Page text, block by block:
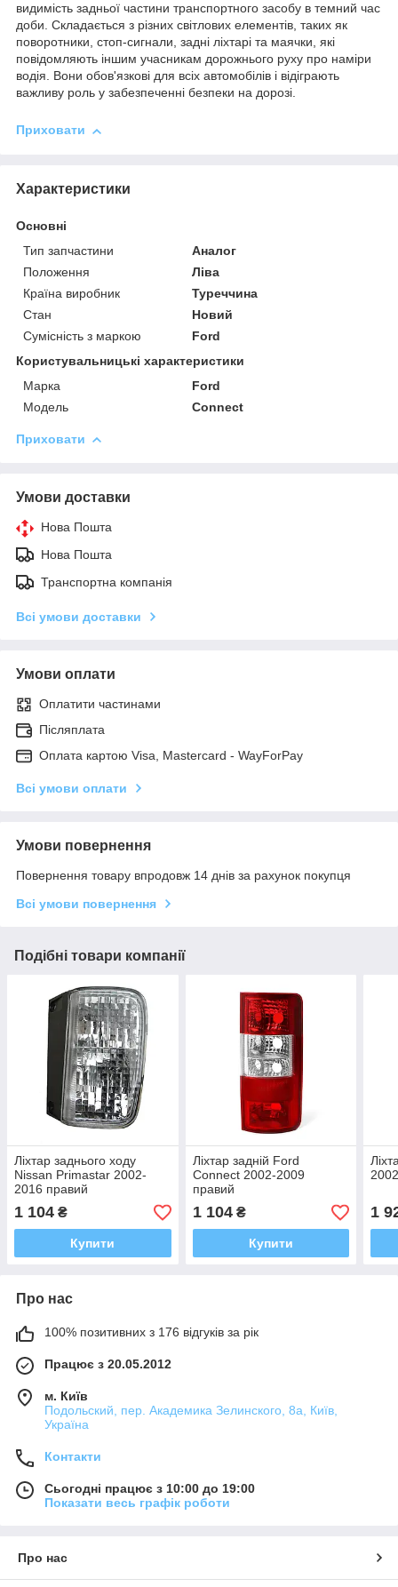
видимість задньої частини транспортного засобу в темний час
доби. Складається з різних світлових елементів, таких як
поворотники, стоп-сигнали, задні ліхтарі та маячки, які
повідомляють іншим учасникам дорожнього руху про наміри
водія. Вони обов'язкові для всіх автомобілів і відіграють
важливу роль у забезпеченні безпеки на дорозі.
Приховати
Характеристики
Основні
Тип запчастини
Аналог
Положення
Ліва
Країна виробник
Туреччина
Стан
Новий
Сумісність з маркою
Ford
Користувальницькі характеристики
Марка
Ford
Модель
Connect
Приховати
Умови доставки
Нова Пошта
Нова Пошта
Транспортна компанія
Всі умови доставки
Умови оплати
Оплатити частинами
Післяплата
Оплата картою Visa, Mastercard - WayForPay
Всі умови оплати
Умови повернення
Повернення товару впродовж 14 днів за рахунок покупця
Всі умови повернення
Подібні товари компанії
Ліхтар заднього ходу
Nissan Primastar 2002-
2016 правий
1 104 ₴
Купити
Ліхтар задній Ford
Connect 2002-2009
правий
1 104₴
Купити
1
Про нас
100% позитивних з 176 відгуків за рік
Працює з 20.05.2012
м. Київ
Подольский, пер. Академика Зелинского, 8а, Київ,
Україна
Контакти
Сьогодні працює з 10:00 до 19:00
Показати весь графік роботи
Про нас